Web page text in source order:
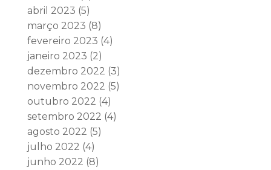
abril 2023 (5)
março 2023 (8)
fevereiro 2023 (4)
janeiro 2023 (2)
dezembro 2022 (3)
novembro 2022 (5)
outubro 2022 (4)
setembro 2022 (4)
agosto 2022 (5)
julho 2022 (4)
junho 2022 (8)